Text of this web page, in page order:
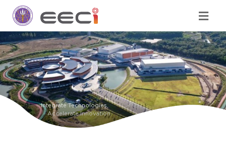
Supporting New
Industries
Development
Integrate Technologies,
Accelerate Innovation
Cultivating Value for
Agricultural Sector
Facilitating Industrial
Transformation
Supporting New
Industries
Development
Integrate Technologies,
Accelerate Innovation